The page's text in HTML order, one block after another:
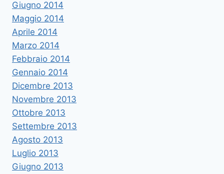
Giugno 2014
Maggio 2014
Aprile 2014
Marzo 2014
Febbraio 2014
Gennaio 2014
Dicembre 2013
Novembre 2013
Ottobre 2013
Settembre 2013
Agosto 2013
Luglio 2013
Giugno 2013